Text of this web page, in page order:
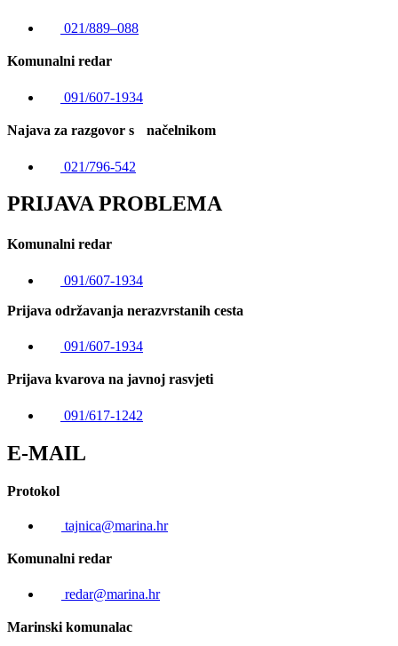
021/889–088
Komunalni redar
091/607-1934
Najava za razgovor s načelnikom
021/796-542
PRIJAVA PROBLEMA
Komunalni redar
091/607-1934
Prijava održavanja nerazvrstanih cesta
091/607-1934
Prijava kvarova na javnoj rasvjeti
091/617-1242
E-MAIL
Protokol
tajnica@marina.hr
Komunalni redar
redar@marina.hr
Marinski komunalac